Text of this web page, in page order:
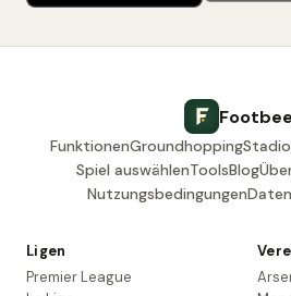
FunktionenGroundhopping
Spiel auswählenToolsBlog
Nutzungsbedingungen
Ligen
Premier League